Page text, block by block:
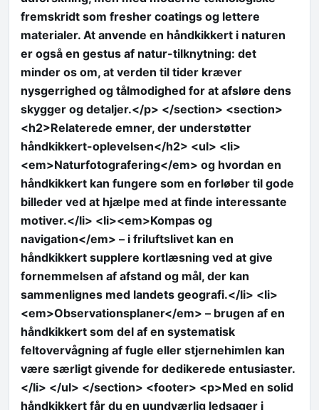
fremskridt som fresher coatings og lettere
materialer. At anvende en håndkikkert i naturen
er også en gestus af natur-tilknytning: det
minder os om, at verden til tider kræver
nysgerrighed og tålmodighed for at afsløre dens
skygger og detaljer.</p> </section> <section>
<h2>Relaterede emner, der understøtter
håndkikkert-oplevelsen</h2> <ul> <li>
<em>Naturfotografering</em> og hvordan en
håndkikkert kan fungere som en forløber til gode
billeder ved at hjælpe med at finde interessante
motiver.</li> <li><em>Kompas og
navigation</em> – i friluftslivet kan en
håndkikkert supplere kortlæsning ved at give
fornemmelsen af afstand og mål, der kan
sammenlignes med landets geografi.</li> <li>
<em>Observationsplaner</em> – brugen af en
håndkikkert som del af en systematisk
feltovervågning af fugle eller stjernehimlen kan
være særligt givende for dedikerede entusiaster.
</li> </ul> </section> <footer> <p>Med en solid
håndkikkert får du en uundværlig ledsager i